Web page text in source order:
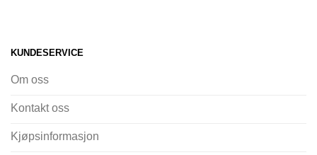
KUNDESERVICE
Om oss
Kontakt oss
Kjøpsinformasjon